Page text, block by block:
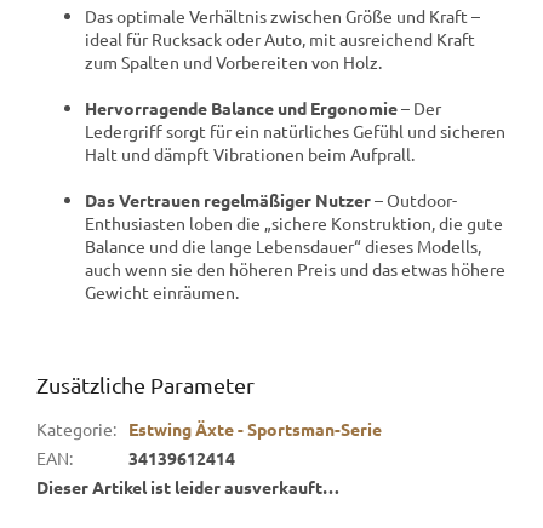
Das optimale Verhältnis zwischen Größe und Kraft –
ideal für Rucksack oder Auto, mit ausreichend Kraft
zum Spalten und Vorbereiten von Holz.
Hervorragende Balance und Ergonomie– Der
Ledergriff sorgt für ein natürliches Gefühl und sicheren
Halt und dämpft Vibrationen beim Aufprall.
Das Vertrauen regelmäßiger Nutzer– Outdoor-
Enthusiasten loben die „sichere Konstruktion, die gute
Balance und die lange Lebensdauer“ dieses Modells,
auch wenn sie den höheren Preis und das etwas höhere
Gewicht einräumen.
Zusätzliche Parameter
Kategorie:
Estwing Äxte - Sportsman-Serie
EAN:
34139612414
Dieser Artikel ist leider ausverkauft…